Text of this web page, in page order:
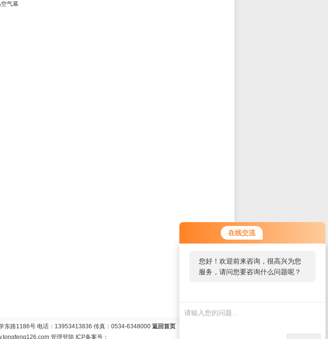
在线交流
您好！欢迎前来咨询，很高兴为您
服务，请问您要咨询什么问题呢？
气幕
东路1186号 电话：13953413836 传真：0534-6348000 返回首页
管理登陆ICP备案号：